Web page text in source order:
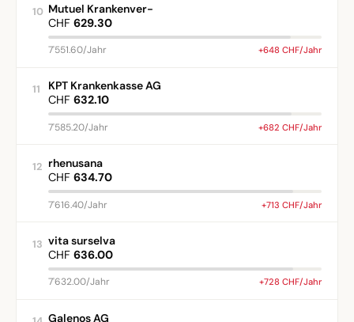
10 Mutuel Krankenver-
CHF 629.30
7'551.60/Jahr +648 CHF/Jahr
11
KPT Krankenkasse AG
CHF 632.10
7'585.20/Jahr +682 CHF/Jahr
12 rhenusana
CHF 634.70
7'616.40/Jahr +713 CHF/Jahr
13 vita surselva
CHF 636.00
7'632.00/Jahr +728 CHF/Jahr
Galenos AG